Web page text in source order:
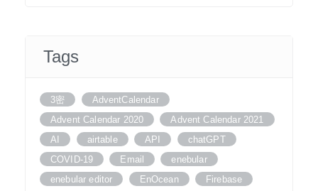
Tags
3密
AdventCalendar
Advent Calendar 2020
Advent Calendar 2021
AI
airtable API
chatGPT
COVID-19
Email
enebular
enebular editor
EnOcean
Firebase